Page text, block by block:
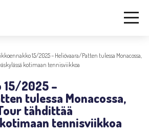
15/2025 – Heliövaara/Patten tulessa Monacossa,
kotimaan tennisviikkoa
15/2025 –
tulessa Monacossa,
tähdittää
tennisviikkoa